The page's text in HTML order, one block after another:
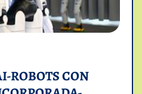
ROBOTS CON